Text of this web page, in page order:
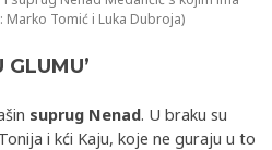
Marko Tomić i Luka Dubroja)
GLUMU’
suprug Nenad. U braku su
i kći Kaju, koje ne guraju u to